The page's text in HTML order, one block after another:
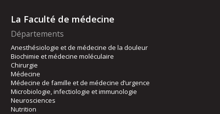
La Faculté de médecine
Départements
Anesthésiologie et de médecine de la douleur
Biochimie et médecine moléculaire
Chirurgie
Médecine
Médecine de famille et de médecine d’urgence
Microbiologie, infectiologie et immunologie
Neurosciences
Nutrition